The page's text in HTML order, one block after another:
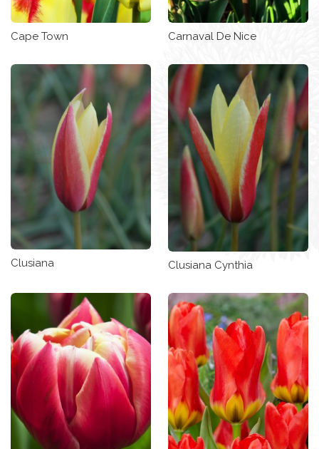
Cape Town Carnaval De Nice
Clusiana Clusiana Cynthia